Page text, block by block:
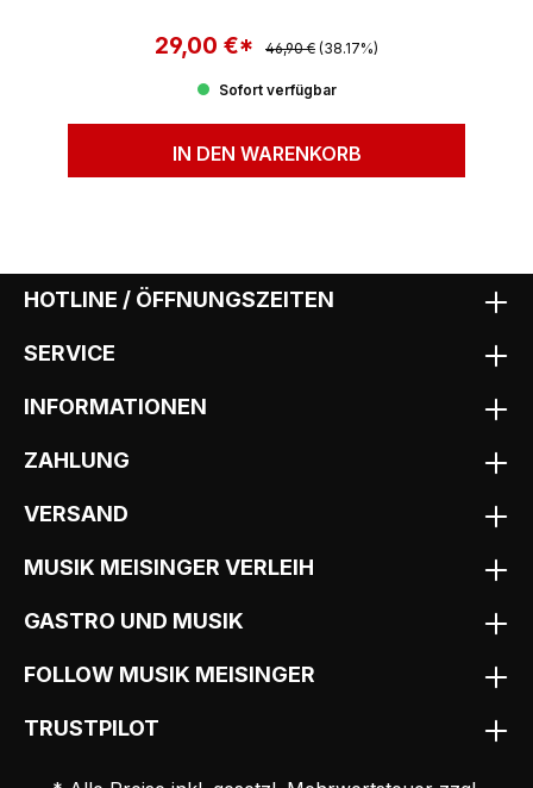
Verkaufspreis:
29,00 €* Regulärer Preis:
46,90 € (38.17%)
Sofort verfügbar
IN DEN WARENKORB
HOTLINE / ÖFFNUNGSZEITEN
SERVICE
INFORMATIONEN
ZAHLUNG
VERSAND
MUSIK MEISINGER VERLEIH
GASTRO UND MUSIK
FOLLOW MUSIK MEISINGER
TRUSTPILOT